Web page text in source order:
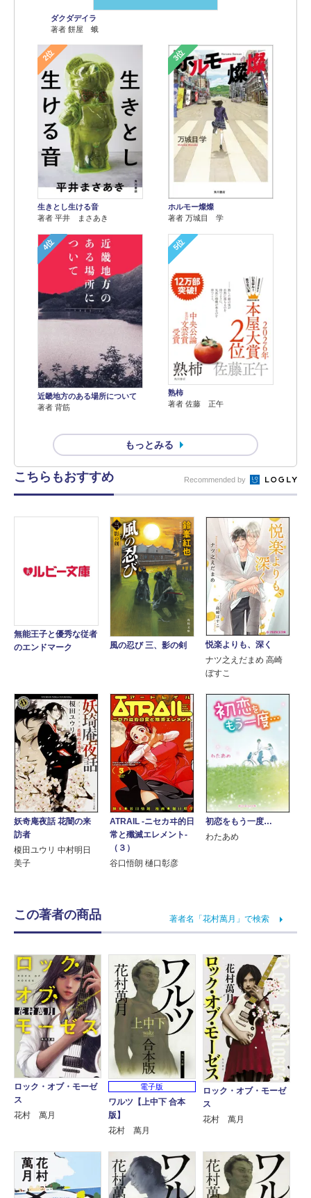
ダクダデイラ
著者 餅屋 蛾
2位
生きとし生ける音
著者 平井 まさあき
3位
ホルモー燦燦
著者 万城目 学
4位
近畿地方のある場所について
著者 背筋
5位
熟柿
著者 佐藤 正午
もっとみる
こちらもおすすめ Recommended by
無能王子と優秀な従者
のエンドマーク
風の忍び 三、影の剣
悦楽よりも、深く
ナツ之えだまめ 高崎
ぼすこ
妖奇庵夜話 花闇の来
訪者
榎田ユウリ 中村明日
美子
ATRAIL ‐ニセカヰ的日
常と殲滅エレメント‐
（３）
谷口悟朗 樋口彰彦
初恋をもう一度…
わたあめ
この著者の商品 著者名「花村萬月」で検索
ロック・オブ・モーゼ
ス
花村 萬月
電子版
ワルツ【上中下 合本
版】
花村 萬月
ロック・オブ・モーゼ
ス
花村 萬月